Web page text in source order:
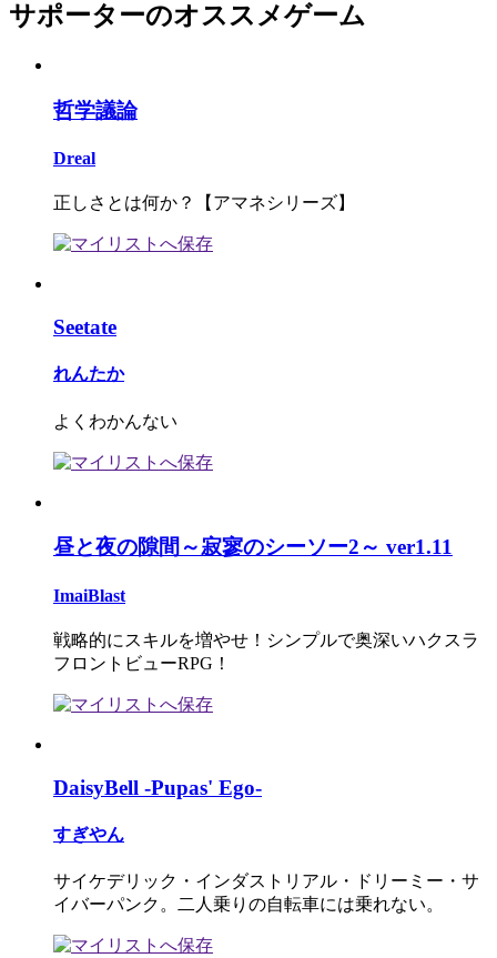
サポーターのオススメゲーム
哲学議論
Dreal
正しさとは何か？【アマネシリーズ】
Seetate
れんたか
よくわかんない
昼と夜の隙間～寂寥のシーソー2～ ver1.11
ImaiBlast
戦略的にスキルを増やせ！シンプルで奥深いハクスラ
フロントビューRPG！
DaisyBell -Pupas' Ego-
すぎやん
サイケデリック・インダストリアル・ドリーミー・サ
イバーパンク。二人乗りの自転車には乗れない。